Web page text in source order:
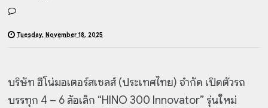
Tuesday, November 18, 2025
บริษัท ฮีโน่มอเตอร์สเซลส์ (ประเทศไทย) จำกัด เปิดตัวรถ
บรรทุก 4 – 6 ล้อเล็ก “HINO 300 Innovator” รุ่นใหม่